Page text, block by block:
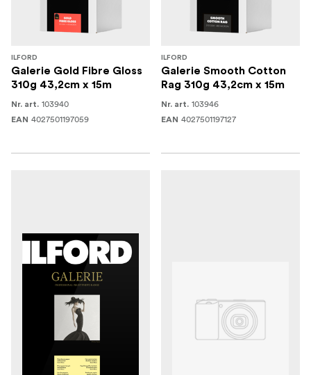
ILFORD
Galerie Gold Fibre Gloss
310g 43,2cm x 15m
Nr. art. 103940
EAN 4027501197059
ILFORD
Galerie Smooth Cotton
Rag 310g 43,2cm x 15m
Nr. art. 103946
EAN 4027501197127